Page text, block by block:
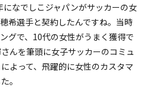
になでしこジャパンがサッカーの女
希選手と契約したんですね。当時
グで、10代の女性がうまく獲得で
んを筆頭に女子サッカーのコミュ
よって、飛躍的に女性のカスタマ
。